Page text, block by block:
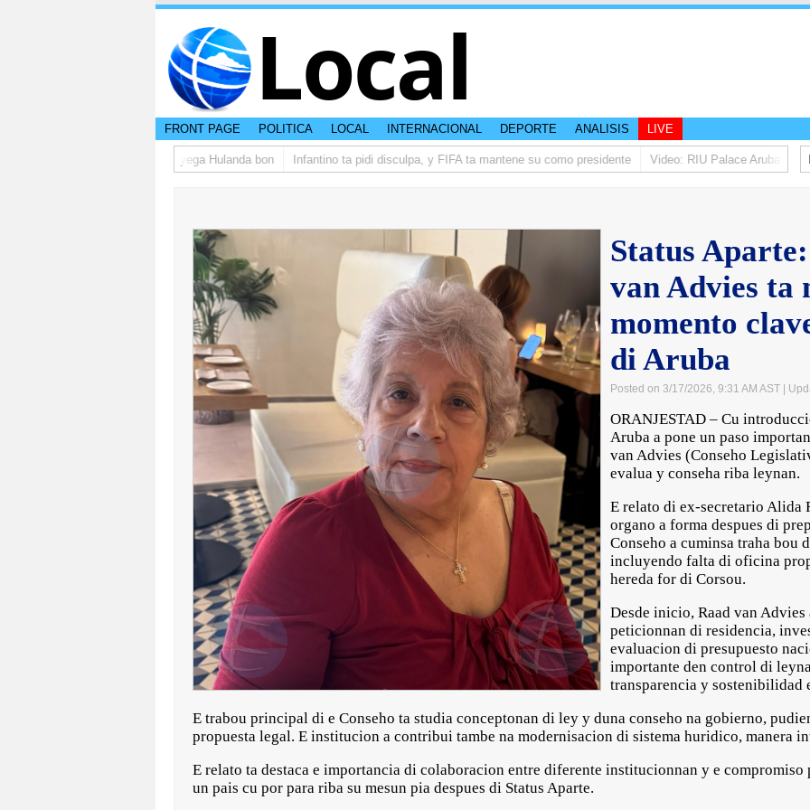
Local
FRONT PAGE POLITICA LOCAL INTERNACIONAL DEPORTE ANALISIS LIVE
di studiantenan di Aruba a yega Hulanda bon Infantino ta pidi disculpa, y FIFA ta mantene su como presidente Video: RIU Palace Aruba ta eleva
Status
van Advies ta
momento
di Aruba
Posted on 3/17/2026, 9:31 AM AST |
ORANJESTAD – Cu
Aruba a pone un paso
van Advies (Conseho
evalua y conseha riba leynan.
E relato di ex-secretario Alida
organo a forma despues di
Conseho a cuminsa traha
incluyendo falta di oficina
hereda for di Corsou.
Desde inicio, Raad van
peticionnan di residencia,
evaluacion di presupuesto
importante den control di
transparencia y sostenibilidad
E trabou principal di e Conseho ta studia conceptonan di ley y duna conseho na gobierno,
propuesta legal. E institucion a contribui tambe na modernisacion di sistema huridico, manera
E relato ta destaca e importancia di colaboracion entre diferente institucionnan y e
un pais cu por para riba su mesun pia despues di Status Aparte.